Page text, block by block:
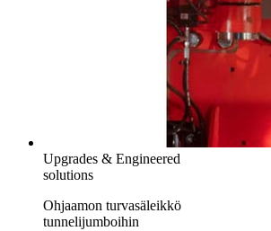
Upgrades & Engineered
solutions
Ohjaamon turvasäleikkö
tunnelijumboihin